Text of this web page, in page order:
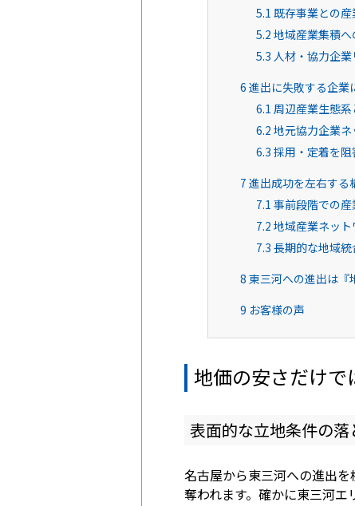
5.1 既存事業との
5.2 地域産業集積
5.3 人材・協力企
6 進出に失敗する企業
6.1 周辺産業生態
6.2 地元協力企業
6.3 採用・定着を
7 進出成功を左右する
7.1 事前段階での
7.2 地域産業ネッ
7.3 長期的な地域
8 東三河への進出は『
9 お客様の声
地価の安さだけで
表面的な立地条件の落
名古屋から東三河への進出
奪われます。確かに東三河